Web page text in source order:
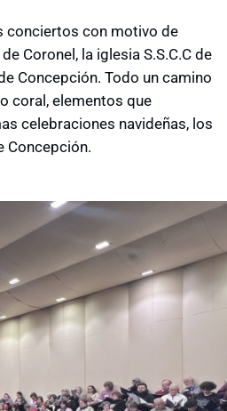
conciertos con motivo de
Coronel, la iglesia S.S.C.C de
Concepción. Todo un camino
coral, elementos que
celebraciones navideñas, los
Concepción.